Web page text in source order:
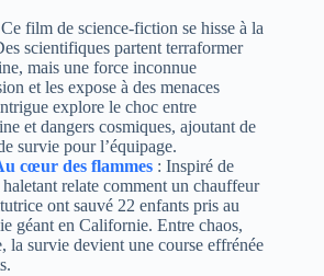
film de science-fiction se hisse à la
scientifiques partent terraformer
mais une force inconnue
et les expose à des menaces
explore le choc entre
et dangers cosmiques, ajoutant de
survie pour l’équipage.
cœur des flammes : Inspiré de
relate comment un chauffeur
ont sauvé 22 enfants pris au
géant en Californie. Entre chaos,
la survie devient une course effrénée